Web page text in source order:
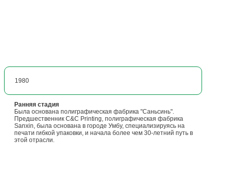
1980
Ранняя стадия
Была основана полиграфическая фабрика "Саньсинь".
Предшественник C&C Printing, полиграфическая фабрика
Sanxin, была основана в городе Умбу, специализируясь на
печати гибкой упаковки, и начала более чем 30-летний путь в
этой отрасли.